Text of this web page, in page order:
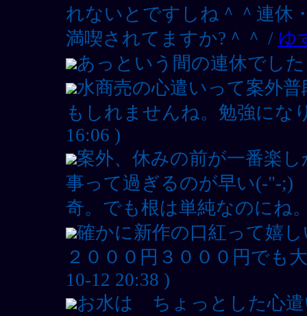
れないとですしね＾＾連休
満喫されてますか?＾＾ / ゆ
あっという間の連休でし
水商売の心遣いって案外
もしれませんね。勉強にな
16:06 )
案外、休みの前が一番楽
事って過ぎるのが早い(-"-;)
奇。でも根は単純なのにね
確かに新作の口紅って嬉
２０００円３０００円でも
10-12 20:38 )
お水は ちょっとした心